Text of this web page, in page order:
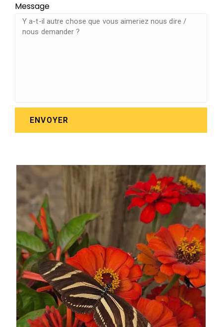
Message
ENVOYER